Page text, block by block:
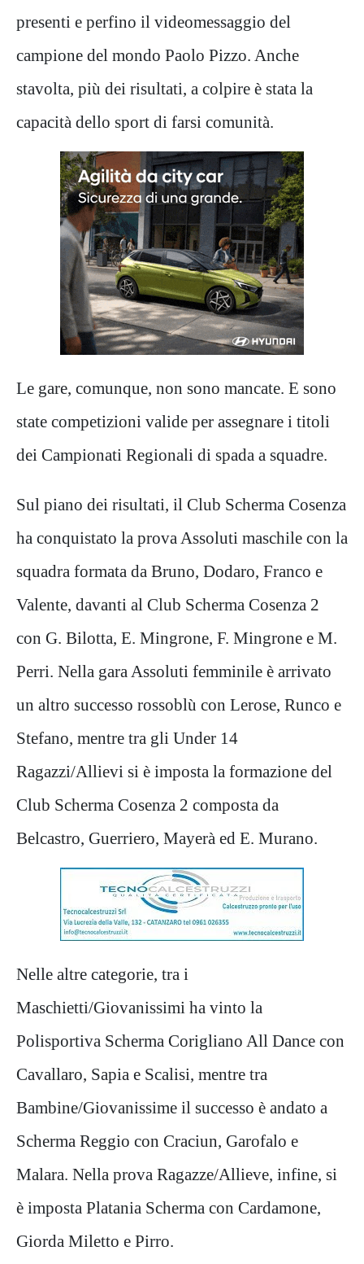
presenti e perfino il videomessaggio del
campione del mondo Paolo Pizzo. Anche
stavolta, più dei risultati, a colpire è stata la
capacità dello sport di farsi comunità.
Le gare, comunque, non sono mancate. E sono
state competizioni valide per assegnare i titoli
dei Campionati Regionali di spada a squadre.
Sul piano dei risultati, il Club Scherma Cosenza
ha conquistato la prova Assoluti maschile con la
squadra formata da Bruno, Dodaro, Franco e
Valente, davanti al Club Scherma Cosenza 2
con G. Bilotta, E. Mingrone, F. Mingrone e M.
Perri. Nella gara Assoluti femminile è arrivato
un altro successo rossoblù con Lerose, Runco e
Stefano, mentre tra gli Under 14
Ragazzi/Allievi si è imposta la formazione del
Club Scherma Cosenza 2 composta da
Belcastro, Guerriero, Mayerà ed E. Murano.
Nelle altre categorie, tra i
Maschietti/Giovanissimi ha vinto la
Polisportiva Scherma Corigliano All Dance con
Cavallaro, Sapia e Scalisi, mentre tra
Bambine/Giovanissime il successo è andato a
Scherma Reggio con Craciun, Garofalo e
Malara. Nella prova Ragazze/Allieve, infine, si
è imposta Platania Scherma con Cardamone,
Giorda Miletto e Pirro.